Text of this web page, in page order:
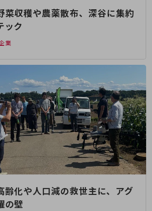
菜収穫や農薬散布、深谷に集約
ック
業
齢化や人口減の救世主に、アグ
の壁